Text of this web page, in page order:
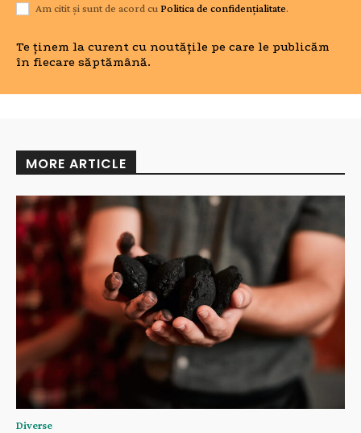
Am citit și sunt de acord cuPolitica de confidențialitate.
Te ținem la curent cu noutățile pe care le publicăm
în fiecare săptămână.
MORE ARTICLE
Diverse